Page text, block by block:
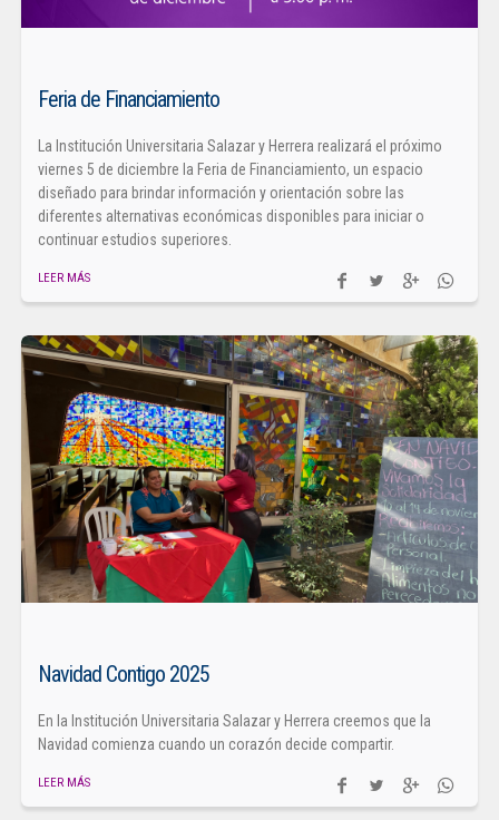
Feria de Financiamiento
La Institución Universitaria Salazar y Herrera realizará el próximo
viernes 5 de diciembre la Feria de Financiamiento, un espacio
diseñado para brindar información y orientación sobre las
diferentes alternativas económicas disponibles para iniciar o
continuar estudios superiores.
LEER MÁS
Navidad Contigo 2025
En la Institución Universitaria Salazar y Herrera creemos que la
Navidad comienza cuando un corazón decide compartir.
LEER MÁS